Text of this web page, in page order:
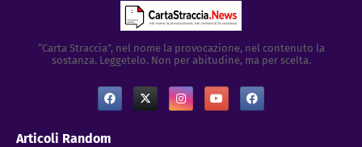
“Carta Straccia”, nel nome la provocazione, nel contenuto la
sostanza. Leggetelo. Non per abitudine, ma per scelta.
Articoli Random